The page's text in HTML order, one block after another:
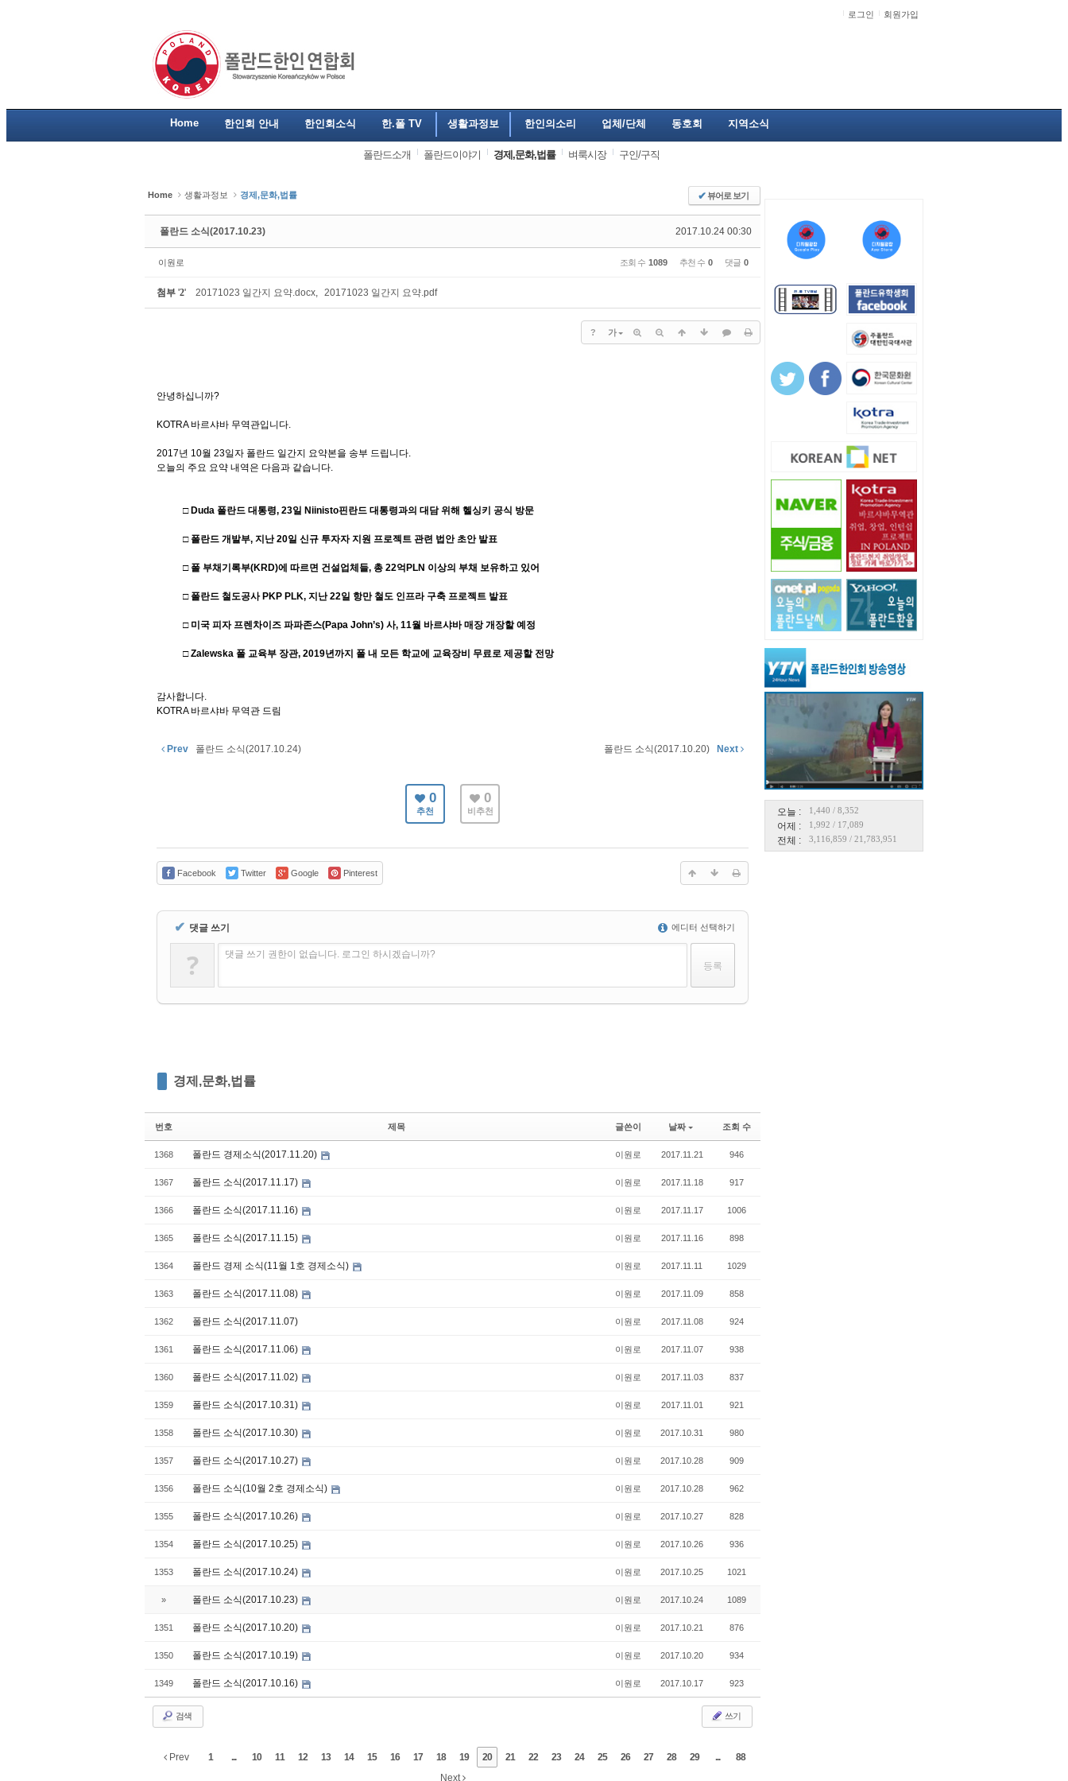
로그인 회원가입
Home 한인회 안내 한인회소식 한.폴 TV 생활과정보 한인의소리 업체/단체 동호회 지역소식
폴란드소개 폴란드이야기 경제,문화,법률 벼룩시장 구인/구직
오늘 : 1,440 / 8,352
어제 : 1,992 / 17,089
전체 : 3,116,859 / 21,783,951
Home 생활과정보 경제,문화,법률 ✔뷰어로 보기
2017.10.24 00:30
폴란드 소식(2017.10.23)
이원로 조회 수 1089 추천 수 0 댓글 0
첨부 '2' 20171023 일간지 요약.docx, 20171023 일간지 요약.pdf
? 가
안녕하십니까?
KOTRA 바르샤바 무역관입니다.
2017년 10월 23일자 폴란드 일간지 요약본을 송부 드립니다.
오늘의 주요 요약 내역은 다음과 같습니다.
□Duda 폴란드 대통령, 23일 Niinisto핀란드 대통령과의 대담 위해 헬싱키 공식 방문
□ 폴란드 개발부, 지난20일 신규 투자자 지원 프로젝트 관련 법안 초안 발표
□ 폴 부채기록부(KRD)에 따르면 건설업체들, 총 22억 PLN 이상의 부채 보유하고 있어
□ 폴란드 철도공사PKP PLK, 지난22일 항만 철도 인프라 구축 프로젝트 발표
□ 미국 피자 프렌차이즈 파파존스(Papa John’s) 사, 11월 바르샤바 매장 개장할 예정
□Zalewska 폴 교육부 장관, 2019년까지 폴 내 모든 학교에 교육장비 무료로 제공할 전망
감사합니다.
KOTRA 바르샤바 무역관 드림
Prev 폴란드 소식(2017.10.24) 폴란드 소식(2017.10.20) Next
0
추천
0
비추천
Facebook Twitter Google Pinterest
✔ 댓글 쓰기 에디터 선택하기
? 댓글 쓰기 권한이 없습니다. 로그인 하시겠습니까?
경제,문화,법률
번호 제목 글쓴이 날짜 조회 수
1368 폴란드 경제소식(2017.11.20) 이원로 2017.11.21 946
1367 폴란드 소식(2017.11.17) 이원로 2017.11.18 917
1366 폴란드 소식(2017.11.16) 이원로 2017.11.17 1006
1365 폴란드 소식(2017.11.15) 이원로 2017.11.16 898
1364 폴란드 경제 소식(11월 1호 경제소식) 이원로 2017.11.11 1029
1363 폴란드 소식(2017.11.08) 이원로 2017.11.09 858
1362 폴란드 소식(2017.11.07) 이원로 2017.11.08 924
1361 폴란드 소식(2017.11.06) 이원로 2017.11.07 938
1360 폴란드 소식(2017.11.02) 이원로 2017.11.03 837
1359 폴란드 소식(2017.10.31) 이원로 2017.11.01 921
1358 폴란드 소식(2017.10.30) 이원로 2017.10.31 980
1357 폴란드 소식(2017.10.27) 이원로 2017.10.28 909
1356 폴란드 소식(10월 2호 경제소식) 이원로 2017.10.28 962
1355 폴란드 소식(2017.10.26) 이원로 2017.10.27 828
1354 폴란드 소식(2017.10.25) 이원로 2017.10.26 936
1353 폴란드 소식(2017.10.24) 이원로 2017.10.25 1021
» 폴란드 소식(2017.10.23) 이원로 2017.10.24 1089
1351 폴란드 소식(2017.10.20) 이원로 2017.10.21 876
1350 폴란드 소식(2017.10.19) 이원로 2017.10.20 934
1349 폴란드 소식(2017.10.16) 이원로 2017.10.17 923
검색 쓰기
Prev 1 ... 10 11 12 13 14 15 16 17 18 19 20 21 22 23 24 25 26 27 28 29 ...
88
Next